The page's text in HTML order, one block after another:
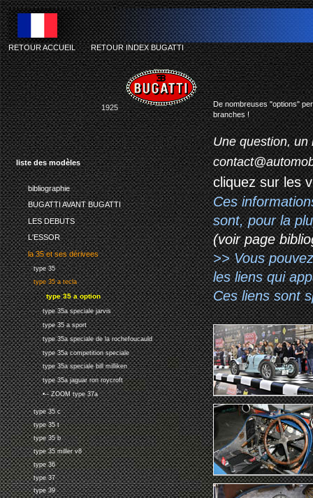
liste des modèles
bibliographie
BUGATTI AVANT BUGATTI
LES DEBUTS
L'ESSOR
la 35 et ses dérivees
type 35
type 35 a tecla
type 35 a option
type 35a speciale jarvis
type 35 a sport
type 35a speciale de la rochefoucauld
type 35a competition speciale
type 35a speciale bill milliken
type 35a jaguar ron roycroft
•-- ZOOM type 37a
type 35 c
type 35 t
type 35 b
type 35 miller v8
type 36
type 37
type 39
RETOUR ACCUEIL-RETOUR INDEX BUGATTI
1925
De nombreuses "options"
branches !
Une question, un
cliquez sur les
Ces
sont, pour la
(voir page
>> Vous
les liens qui
Ces liens sont